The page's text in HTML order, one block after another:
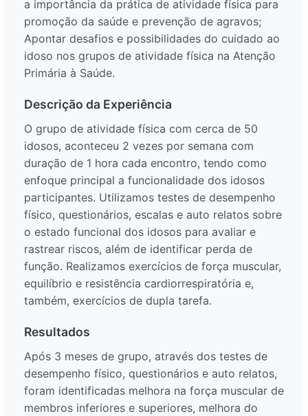
a importância da prática de atividade física para
promoção da saúde e prevenção de agravos;
Apontar desafios e possibilidades do cuidado ao
idoso nos grupos de atividade física na Atenção
Primária à Saúde.
Descrição da Experiência
O grupo de atividade física com cerca de 50
idosos, aconteceu 2 vezes por semana com
duração de 1 hora cada encontro, tendo como
enfoque principal a funcionalidade dos idosos
participantes. Utilizamos testes de desempenho
físico, questionários, escalas e auto relatos sobre
o estado funcional dos idosos para avaliar e
rastrear riscos, além de identificar perda de
função. Realizamos exercícios de força muscular,
equilíbrio e resistência cardiorrespiratória e,
também, exercícios de dupla tarefa.
Resultados
Após 3 meses de grupo, através dos testes de
desempenho físico, questionários e auto relatos,
foram identificadas melhora na força muscular de
membros inferiores e superiores, melhora do